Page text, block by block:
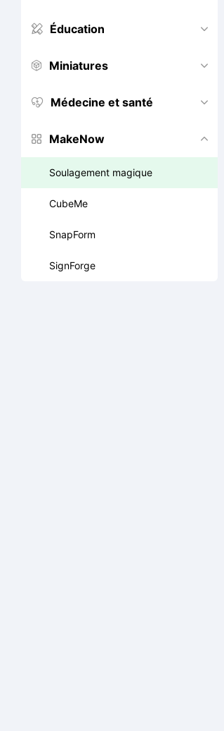
 Éducation 
 Miniatures 
 Médecine et santé 
 MakeNow 
Soulagement magique
CubeMe
SnapForm
SignForge